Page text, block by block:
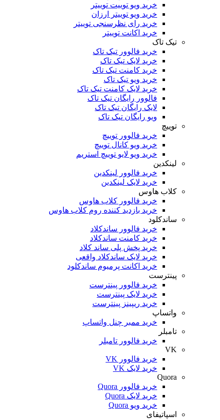
خرید ویو توییت توییتر
خرید ویو توییتر ارزان
خرید رای نظرسنجی توییتر
خرید اکانت توییتر
خرید فالوور تیک تاک
خرید لایک تیک تاک
خرید کامنت تیک ‌تاک
خرید ویو تیک تاک
خرید لایک کامنت تیک تاک
فالوور رایگان تیک تاک
لایک رایگان تیک تاک
ویو رایگان تیک تاک
خرید فالوور توییچ
خرید ویو کانال توییچ
خرید ویو لایو توییچ استریم
خرید فالوور لینکدین
خرید لایک لینکدین
خرید فالوور کلاب هاوس
خرید بازدید کننده روم کلاب هاوس
خرید فالوور ساندکلاد
خرید کامنت ساندکلاد
خرید پخش پلی ساند کلاد
خرید لایک ساندکلاد واقعی
خرید اکانت پرمیوم ساندکلود
خرید فالوور پینترست
خرید لایک پینترست
خرید ریپینز پینترست
خرید ممبر چنل واتساپ
خرید فالوور تامبلر
خرید فالوور VK
خرید فالوور Quora